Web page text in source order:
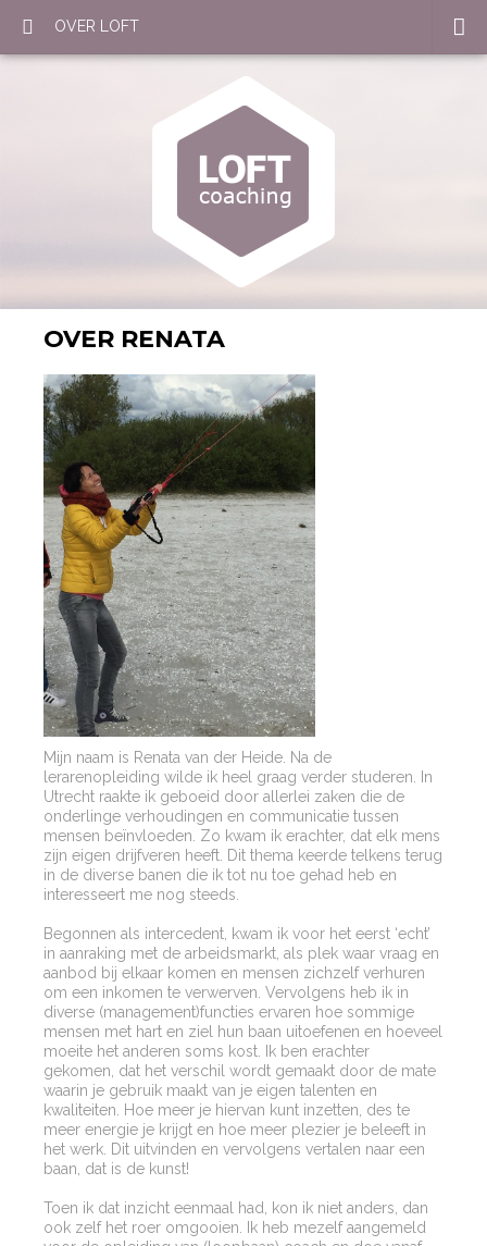
OVER LOFT
OVER RENATA
Mijn naam is Renata van der Heide. Na de
lerarenopleiding wilde ik heel graag verder studeren. In
Utrecht raakte ik geboeid door allerlei zaken die de
onderlinge verhoudingen en communicatie tussen
mensen beïnvloeden. Zo kwam ik erachter, dat elk mens
zijn eigen drijfveren heeft. Dit thema keerde telkens terug
in de diverse banen die ik tot nu toe gehad heb en
interesseert me nog steeds.
Begonnen als intercedent, kwam ik voor het eerst ‘echt’
in aanraking met de arbeidsmarkt, als plek waar vraag en
aanbod bij elkaar komen en mensen zichzelf verhuren
om een inkomen te verwerven. Vervolgens heb ik in
diverse (management)functies ervaren hoe sommige
mensen met hart en ziel hun baan uitoefenen en hoeveel
moeite het anderen soms kost. Ik ben erachter
gekomen, dat het verschil wordt gemaakt door de mate
waarin je gebruik maakt van je eigen talenten en
kwaliteiten. Hoe meer je hiervan kunt inzetten, des te
meer energie je krijgt en hoe meer plezier je beleeft in
het werk. Dit uitvinden en vervolgens vertalen naar een
baan, dat is de kunst!
Toen ik dat inzicht eenmaal had, kon ik niet anders, dan
ook zelf het roer omgooien. Ik heb mezelf aangemeld